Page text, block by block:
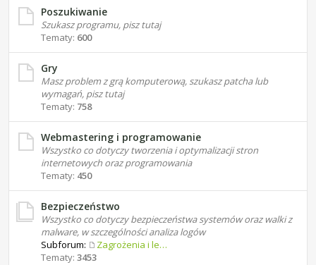
Poszukiwanie
Szukasz programu, pisz tutaj
Tematy: 600
Gry
Masz problem z grą komputerową, szukasz patcha lub
wymagań, pisz tutaj
Tematy: 758
Webmastering i programowanie
Wszystko co dotyczy tworzenia i optymalizacji stron
internetowych oraz programowania
Tematy: 450
Bezpieczeństwo
Wszystko co dotyczy bezpieczeństwa systemów oraz walki z
malware, w szczególności analiza logów
Subforum:
Zagrożenia i leczenie
Tematy: 3453